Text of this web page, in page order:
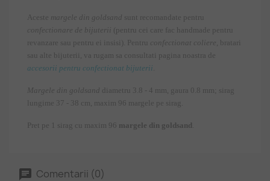
Aceste margele din goldsand sunt recomandate pentru
confectionare de bijuterii (pentru cei care fac handmade pentru
revanzare sau pentru ei insisi). Pentru
confectionat coliere , bratari
sau alte bijuterii, va rugam sa consultati pagina noastra de
accesorii pentru confectionat bijuterii
Margele din goldsand diametru 3.8 - 4 mm, gaura 0.8 mm; sirag
lungime 37 - 38 cm, maxim 96 margele pe sirag.
Pret pe 1 sirag cu maxim 96 margele din goldsand
Comentarii (0)